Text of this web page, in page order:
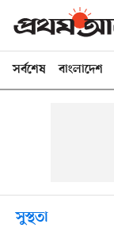
সর্বশেষ বাংলাদেশ
সুস্থতা